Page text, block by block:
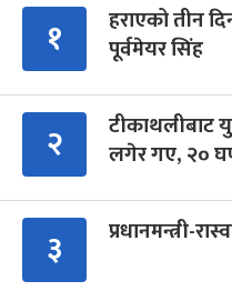
१
हराएको तीन
पूर्वमेयर सिंह
२
टीकाथलीबाट
लगेर गए, २०
३ प्रधानमन्त्री-